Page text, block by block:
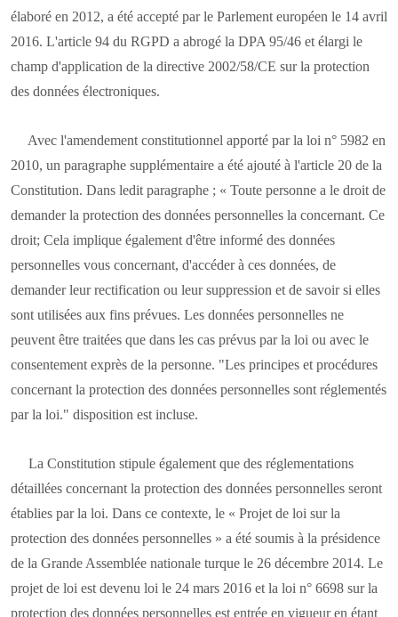
élaboré en 2012, a été accepté par le Parlement européen le 14 avril
2016. L'article 94 du RGPD a abrogé la DPA 95/46 et élargi le
champ d'application de la directive 2002/58/CE sur la protection
des données électroniques.
Avec l'amendement constitutionnel apporté par la loi n° 5982 en
2010, un paragraphe supplémentaire a été ajouté à l'article 20 de la
Constitution. Dans ledit paragraphe ; « Toute personne a le droit de
demander la protection des données personnelles la concernant. Ce
droit; Cela implique également d'être informé des données
personnelles vous concernant, d'accéder à ces données, de
demander leur rectification ou leur suppression et de savoir si elles
sont utilisées aux fins prévues. Les données personnelles ne
peuvent être traitées que dans les cas prévus par la loi ou avec le
consentement exprès de la personne. "Les principes et procédures
concernant la protection des données personnelles sont réglementés
par la loi." disposition est incluse.
La Constitution stipule également que des réglementations
détaillées concernant la protection des données personnelles seront
établies par la loi. Dans ce contexte, le « Projet de loi sur la
protection des données personnelles » a été soumis à la présidence
de la Grande Assemblée nationale turque le 26 décembre 2014. Le
projet de loi est devenu loi le 24 mars 2016 et la loi n° 6698 sur la
protection des données personnelles est entrée en vigueur en étant